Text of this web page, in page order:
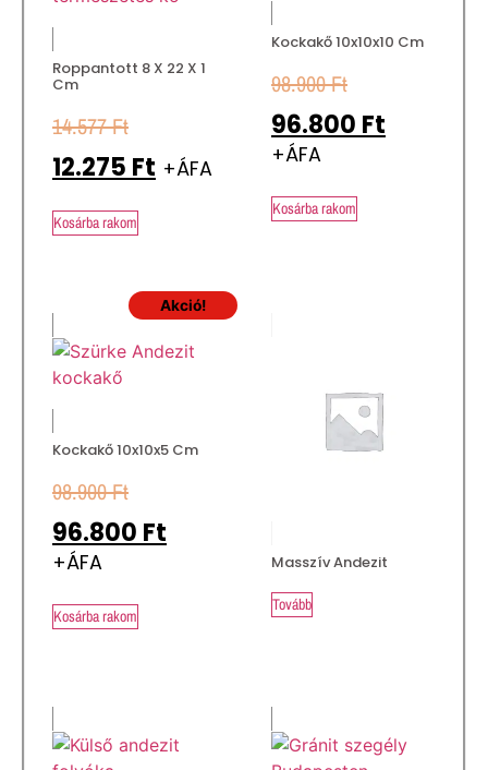
Roppantott 8 X 22 X 1
Cm
14.577Ft
12.275 Ft +ÁFA
Kosárba rakom
Kockakő 10x10x10 Cm
98.900Ft
96.800 Ft
+ÁFA
Kosárba rakom
Akció!
Kockakő 10x10x5 Cm
98.900Ft
96.800 Ft
+ÁFA
Kosárba rakom
Masszív Andezit
Tovább